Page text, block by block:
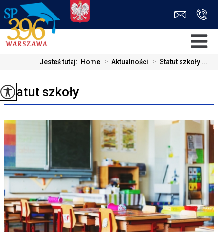
Jesteś tutaj: Home > Aktualności > Statut szkoły ...
Statut szkoły